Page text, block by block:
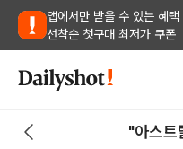
앱에서만 받을 수 있는 혜택
선착순 첫구매 최저가 쿠폰
"아스트